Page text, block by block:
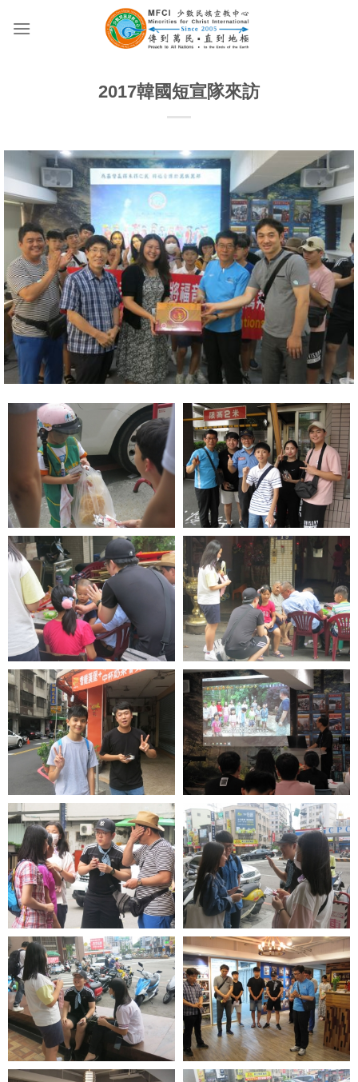
2017韓國短宣隊來訪